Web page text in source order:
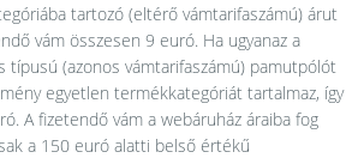
tartozó (eltérő vámtarifaszámú) árut
vám összesen 9 euró. Ha ugyanaz a
típusú (azonos vámtarifaszámú) pamutpólót
egyetlen termékkategóriát tartalmaz, így
A fizetendő vám a webáruház áraiba fog
a 150 euró alatti belső értékű